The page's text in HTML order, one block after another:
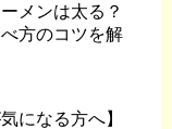
メンは太る？
方のコツを解
になる方へ】